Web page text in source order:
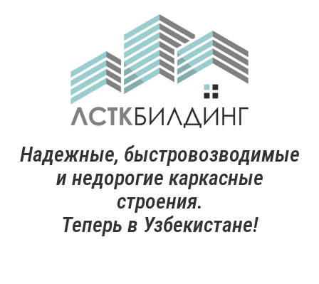
Надежные, быстровозводимые
и недорогие каркасные
строения.
Теперь в Узбекистане!